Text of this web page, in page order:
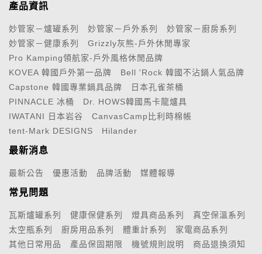
產品資訊
妙管家－爐罐系列 妙管家－戶外系列
妙管家－廚房系列
妙管家－健康系列
Grizzly灰熊-戶外休閒專家
Pro Kamping領航家-戶外風格休閒品牌
KOVEA 韓國戶外第一品牌
Bell 'Rock 韓國不沾鍋人氣品牌
Capstone 韓國專業鍋具品牌
日本孔雀茶桶
PINNACLE 冰桶
Dr. HOWS韓國馬卡龍爐具
IWATANI 日本岩谷
CanvasCamp比利時棉帳
tent-Mark DESIGNS
Hilander
最新消息
最新公告 優惠活動 品牌活動 媒體報導
常見問題
瓦斯爐罐系列 健康保健系列 燈具商品系列
真空保溫系列
太空瓶系列
廚房用品系列 體重計系列
家電商品系列
其他日常用品
產品保固期限 機號規則說明 商品退換須知